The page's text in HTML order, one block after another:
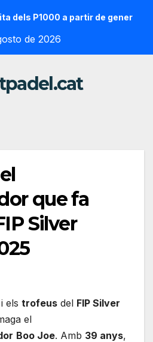
P1000 a partir de gener
de 2026
que fa
Silver
i els trofeus del FIP Silver
el
Boo Joe. Amb 39 anys,